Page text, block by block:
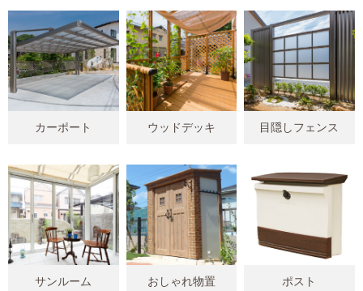
カーポート ウッドデッキ 目隠しフェンス
サンルーム おしゃれ物置 ポスト